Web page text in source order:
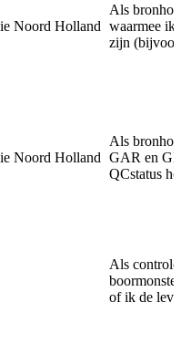
Noord Holland
Als
waarmee ik
zijn
Noord Holland
Als
GAR en
QCstatus
Als
of ik de